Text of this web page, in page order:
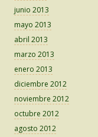
junio 2013
mayo 2013
abril 2013
marzo 2013
enero 2013
diciembre 2012
noviembre 2012
octubre 2012
agosto 2012